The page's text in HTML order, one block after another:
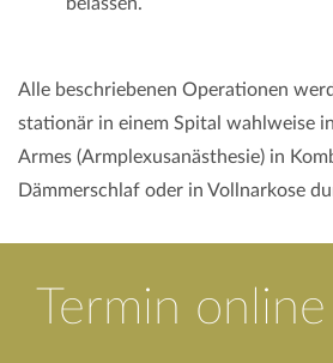
belassen.
Alle beschriebenen Operationen
stationär in einem Spital wahlweise
Armes (Armplexusanästhesie) in
Dämmerschlaf oder in Vollnarkose
Termin